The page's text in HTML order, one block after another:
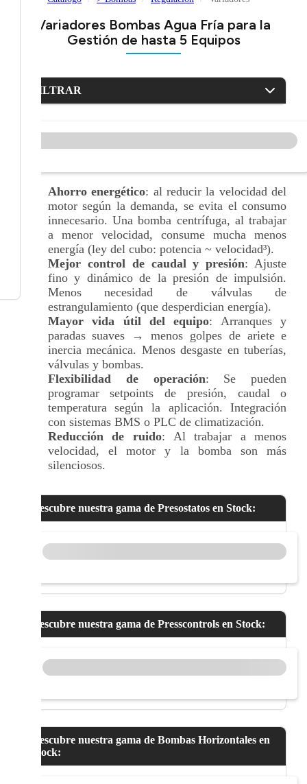
Variadores Bombas Agua Fría para la
Gestión de hasta 5 Equipos
FILTRAR
Ahorro energético: al reducir la velocidad del
motor según la demanda, se evita el consumo
innecesario. Una bomba centrífuga, al trabajar
a menor velocidad, consume mucha menos
energía (ley del cubo: potencia ~ velocidad³).
Mejor control de caudal y presión: Ajuste
fino y dinámico de la presión de impulsión.
Menos necesidad de válvulas de
estrangulamiento (que desperdician energía).
Mayor vida útil del equipo: Arranques y
paradas suaves → menos golpes de ariete e
inercia mecánica. Menos desgaste en tuberías,
válvulas y bombas.
Flexibilidad de operación: Se pueden
programar setpoints de presión, caudal o
temperatura según la aplicación. Integración
con sistemas BMS o PLC de climatización.
Reducción de ruido: Al trabajar a menos
velocidad, el motor y la bomba son más
silenciosos.
Descubre nuestra gama de Presostatos en Stock:
Descubre nuestra gama de Presscontrols en Stock:
Descubre nuestra gama de Bombas Horizontales en
Stock: